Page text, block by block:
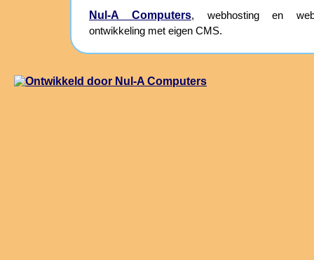
Nul-A Computers, webhosting en
ontwikkeling met eigen CMS.